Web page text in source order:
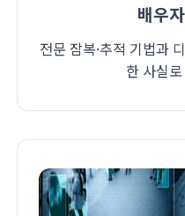
배우
전문 잠복·추적 기법과
한 사실